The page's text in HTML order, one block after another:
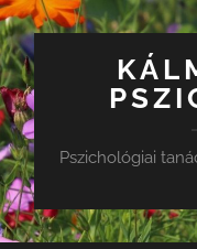
Pszichológiai